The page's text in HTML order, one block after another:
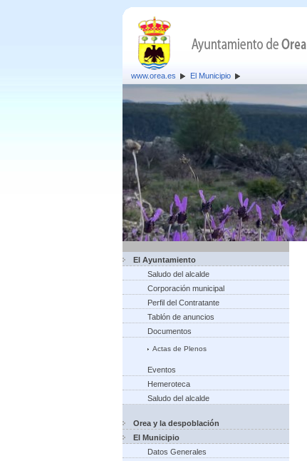
www.orea.es El Municipio
El Ayuntamiento
Saludo del alcalde
Corporación municipal
Perfil del Contratante
Tablón de anuncios
Documentos
Actas de Plenos
Eventos
Hemeroteca
Saludo del alcalde
Orea y la despoblación
El Municipio
Datos Generales